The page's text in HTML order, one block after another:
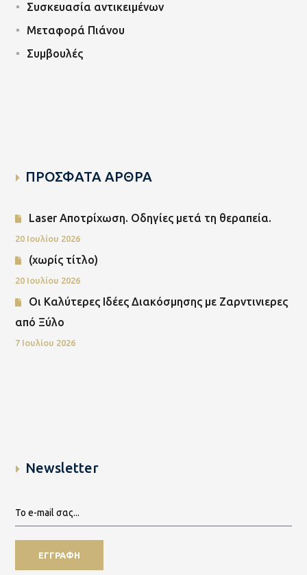
Συσκευασία αντικειμένων
Μεταφορά Πιάνου
Συμβουλές
ΠΡΟΣΦΑΤΑ ΑΡΘΡΑ
Laser Αποτρίχωση. Οδηγίες μετά τη θεραπεία.
20 Ιουλίου 2026
(χωρίς τίτλο)
20 Ιουλίου 2026
Οι Καλύτερες Ιδέες Διακόσμησης με Ζαρντινιερες
από Ξύλο
7 Ιουλίου 2026
Newsletter